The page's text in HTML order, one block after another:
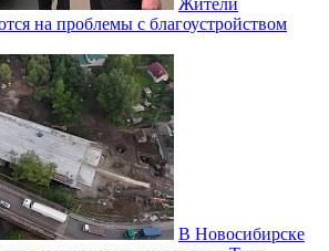
на проблемы с благоустройством
В Новосибирске